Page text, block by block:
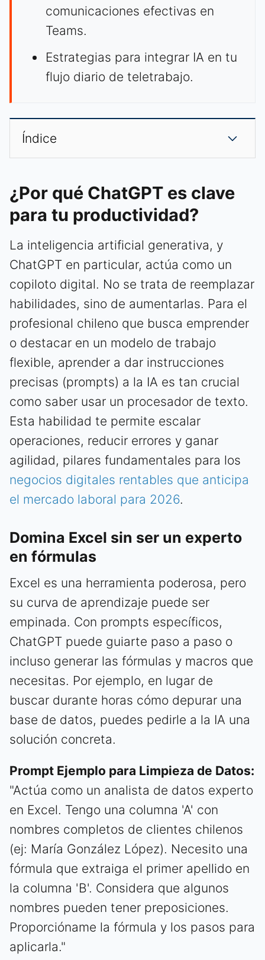
comunicaciones efectivas en
Teams.
Estrategias para integrar IA en tu
flujo diario de teletrabajo.
Índice
¿Por qué ChatGPT es clave
para tu productividad?
La inteligencia artificial generativa, y
ChatGPT en particular, actúa como un
copiloto digital. No se trata de reemplazar
habilidades, sino de aumentarlas. Para el
profesional chileno que busca emprender
o destacar en un modelo de trabajo
flexible, aprender a dar instrucciones
precisas (prompts) a la IA es tan crucial
como saber usar un procesador de texto.
Esta habilidad te permite escalar
operaciones, reducir errores y ganar
agilidad, pilares fundamentales para los
negocios digitales rentables que anticipa
el mercado laboral para 2026.
Domina Excel sin ser un experto
en fórmulas
Excel es una herramienta poderosa, pero
su curva de aprendizaje puede ser
empinada. Con prompts específicos,
ChatGPT puede guiarte paso a paso o
incluso generar las fórmulas y macros que
necesitas. Por ejemplo, en lugar de
buscar durante horas cómo depurar una
base de datos, puedes pedirle a la IA una
solución concreta.
Prompt Ejemplo para Limpieza de Datos:
"Actúa como un analista de datos experto
en Excel. Tengo una columna 'A' con
nombres completos de clientes chilenos
(ej: María González López). Necesito una
fórmula que extraiga el primer apellido en
la columna 'B'. Considera que algunos
nombres pueden tener preposiciones.
Proporcióname la fórmula y los pasos para
aplicarla."